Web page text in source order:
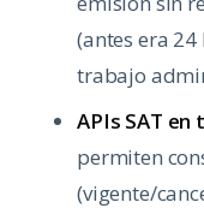
(antes era 24
trabajo
APIs SAT en
permiten
(vigente/